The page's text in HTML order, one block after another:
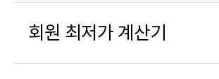
회원 최저가 계산기